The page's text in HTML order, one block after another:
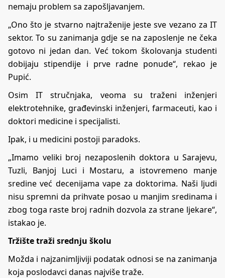
nemaju problem sa zapošljavanjem.
„Ono što je stvarno najtraženije jeste sve vezano za IT
sektor. To su zanimanja gdje se na zaposlenje ne čeka
gotovo ni jedan dan. Već tokom školovanja studenti
dobijaju stipendije i prve radne ponude“, rekao je
Pupić.
Osim IT stručnjaka, veoma su traženi inženjeri
elektrotehnike, građevinski inženjeri, farmaceuti, kao i
doktori medicine i specijalisti.
Ipak, i u medicini postoji paradoks.
„Imamo veliki broj nezaposlenih doktora u Sarajevu,
Tuzli, Banjoj Luci i Mostaru, a istovremeno manje
sredine već decenijama vape za doktorima. Naši ljudi
nisu spremni da prihvate posao u manjim sredinama i
zbog toga raste broj radnih dozvola za strane ljekare“,
istakao je.
Tržište traži srednju školu
Možda i najzanimljiviji podatak odnosi se na zanimanja
koja poslodavci danas najviše traže.